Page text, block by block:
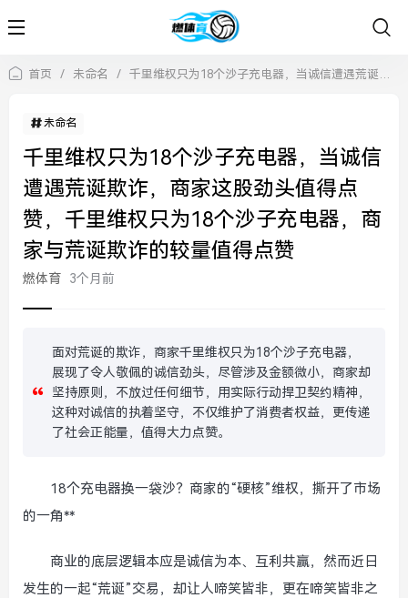
首页 / 未命名 / 千里维权只为18个沙子充电器，当诚信遭遇荒诞欺诈，商家这股劲头值得点赞，千里维权只为18个沙子充电器，商家与荒诞欺诈的较量值得点赞
未命名
千里维权只为18个沙子充电器，当诚信
遭遇荒诞欺诈，商家这股劲头值得点
赞，千里维权只为18个沙子充电器，商
家与荒诞欺诈的较量值得点赞
燃体育 3个月前
面对荒诞的欺诈，商家千里维权只为18个沙子充电器，
展现了令人敬佩的诚信劲头，尽管涉及金额微小，商家却
坚持原则，不放过任何细节，用实际行动捍卫契约精神，
这种对诚信的执着坚守，不仅维护了消费者权益，更传递
了社会正能量，值得大力点赞。
18个充电器换一袋沙？商家的“硬核”维权，撕开了市场
的一角**
商业的底层逻辑本应是诚信为本、互利共赢，然而近日
发生的一起“荒诞”交易，却让人啼笑皆非，更在啼笑皆非之